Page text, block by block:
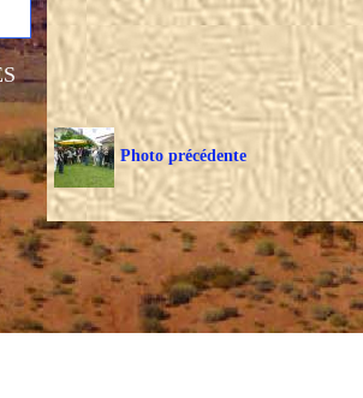
Photo précédente